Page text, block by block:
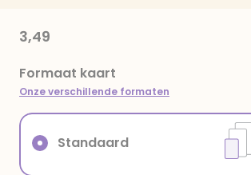
3,49
Formaat kaart
Onze verschillende formaten
Standaard